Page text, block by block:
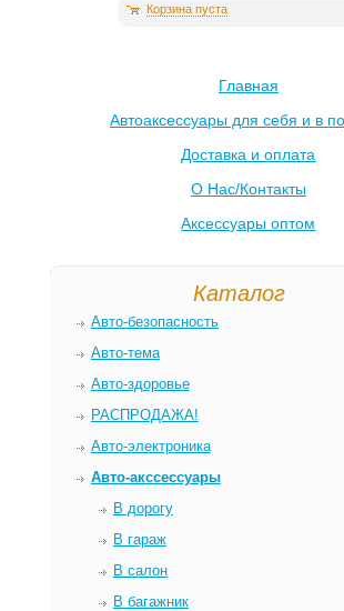
Корзина пуста
Главная
Автоаксессуары для себя и в
Доставка и оплата
О Нас/Контакты
Аксессуары оптом
Каталог
Авто-безопасность
Авто-тема
Авто-здоровье
РАСПРОДАЖА!
Авто-электроника
Авто-акссессуары
В дорогу
В гараж
В салон
В багажник